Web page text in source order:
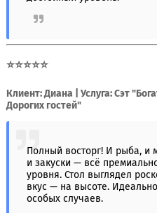
⭐⭐⭐⭐⭐
Клиент: Диана | Услуга: Сэт
Дорогих гостей"
Полный восторг! И рыба, и
и закуски — всё
уровня. Стол выглядел
вкус — на высоте.
особых случаев.